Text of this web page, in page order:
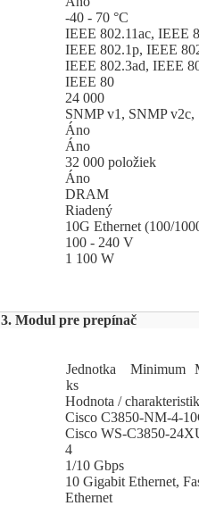
-40 - 70 °C
IEEE 802.11ac, IEEE
IEEE 802.1p, IEEE
IEEE 802.3ad, IEEE
IEEE 80
24 000
SNMP v1, SNMP v2c,
Áno
Áno
32 000 položiek
Áno
DRAM
Riadený
10G Ethernet (100/
100 - 240 V
1 100 W
3. Modul pre prepínač
Jed­not­ka Mi­ni­mum
ks
Hodnota /
Cisco C3850-NM-4-
Cisco WS-C3850-
4
1/10 Gbps
10 Gigabit Ethernet,
Ethernet